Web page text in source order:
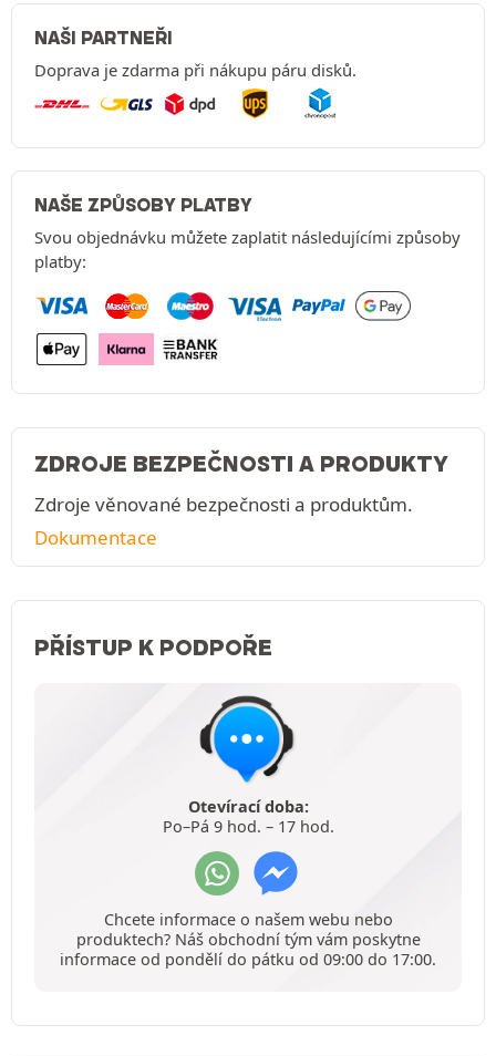
NAŠI PARTNEŘI
Doprava je zdarma při nákupu páru disků.
NAŠE ZPŮSOBY PLATBY
Svou objednávku můžete zaplatit následujícími způsoby
platby:
ZDROJE BEZPEČNOSTI A PRODUKTY
Zdroje věnované bezpečnosti a produktům.
Dokumentace
PŘÍSTUP K PODPOŘE
Otevírací doba:
Po–Pá 9 hod. – 17 hod.
Chcete informace o našem webu nebo
produktech? Náš obchodní tým vám poskytne
informace od pondělí do pátku od 09:00 do 17:00.